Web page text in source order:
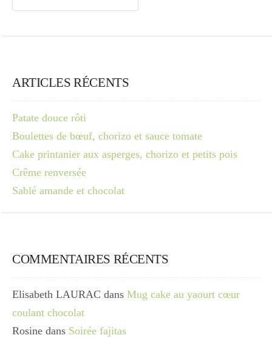
ARTICLES RÉCENTS
Patate douce rôti
Boulettes de bœuf, chorizo et sauce tomate
Cake printanier aux asperges, chorizo et petits pois
Crême renversée
Sablé amande et chocolat
COMMENTAIRES RÉCENTS
Elisabeth LAURAC dans Mug cake au yaourt cœur
coulant chocolat
Rosine dans Soirée fajitas